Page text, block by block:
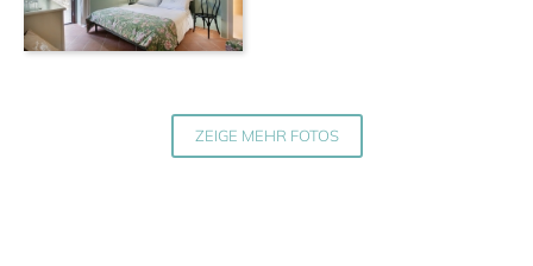
ZEIGE MEHR FOTOS